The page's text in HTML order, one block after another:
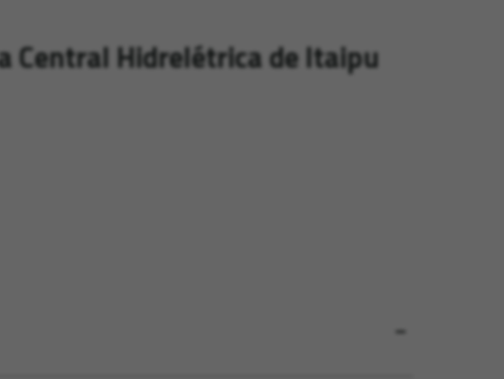
Central Hidrelétrica de Itaipu